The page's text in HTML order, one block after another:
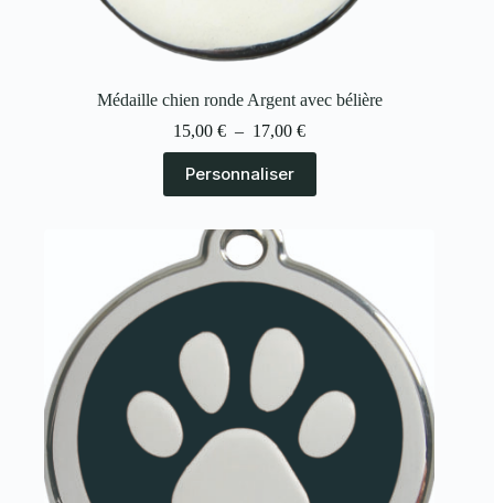
Médaille chien ronde Argent avec bélière
15,00€ – 17,00€
Personnaliser